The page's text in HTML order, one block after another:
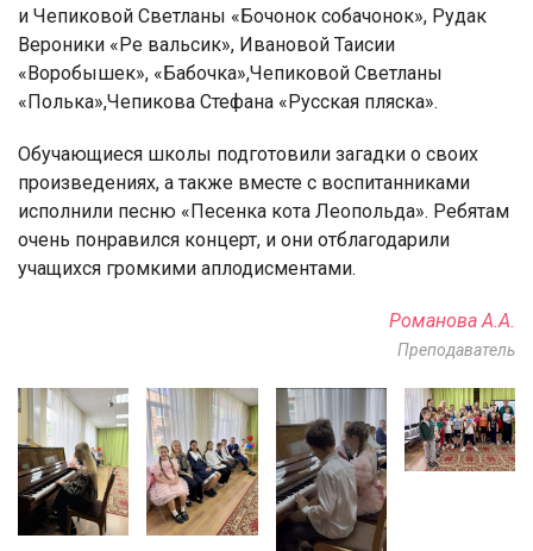
и Чепиковой Светланы «Бочонок собачонок», Рудак
Вероники «Ре вальсик», Ивановой Таисии
«Воробышек», «Бабочка»,Чепиковой Светланы
«Полька»,Чепикова Стефана «Русская пляска».
Обучающиеся школы подготовили загадки о своих
произведениях, а также вместе с воспитанниками
исполнили песню «Песенка кота Леопольда». Ребятам
очень понравился концерт, и они отблагодарили
учащихся громкими аплодисментами.
Романова А.А.
Преподаватель